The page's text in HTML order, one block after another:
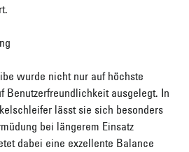
wurde nicht nur auf höchste
Benutzerfreundlichkeit ausgelegt. In
lässt sie sich besonders
bei längerem Einsatz
dabei eine exzellente Balance